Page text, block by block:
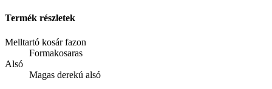
Termék részletek
Melltartó kosár fazon
Formakosaras
Alsó
Magas derekú alsó